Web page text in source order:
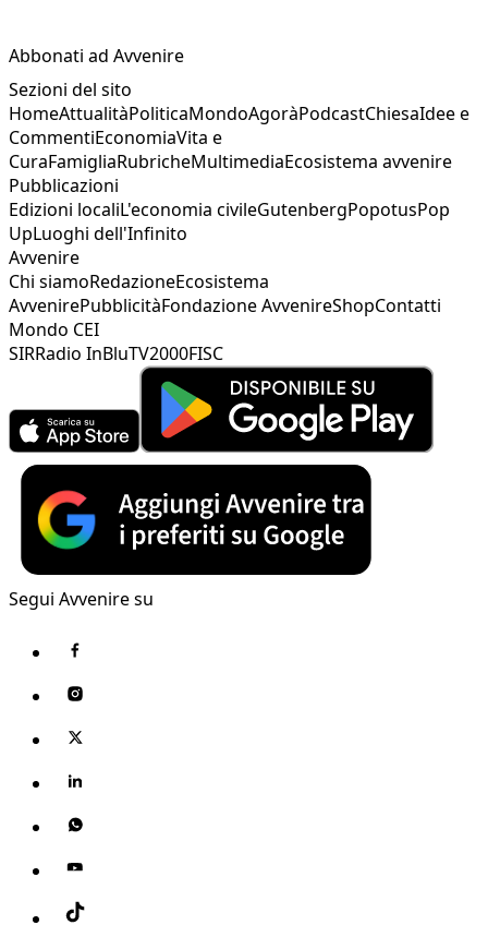
Abbonati ad Avvenire
Sezioni del sito
HomeAttualitàPoliticaMondoAgoràPodcastChiesaIdee e
CommentiEconomiaVita e
CuraFamigliaRubricheMultimediaEcosistema avvenire
Pubblicazioni
Edizioni localiL'economia civileGutenbergPopotusPop
UpLuoghi dell'Infinito
Avvenire
Chi siamoRedazioneEcosistema
AvvenirePubblicitàFondazione AvvenireShopContatti
Mondo CEI
SIRRadio InBluTV2000FISC
Segui Avvenire su